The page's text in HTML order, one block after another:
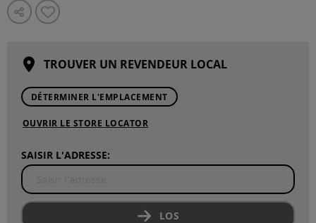
TROUVER UN REVENDEUR LOCAL
DÉTERMINER L'EMPLACEMENT
OUVRIR LE STORE LOCATOR
SAISIR L'ADRESSE:
LOS